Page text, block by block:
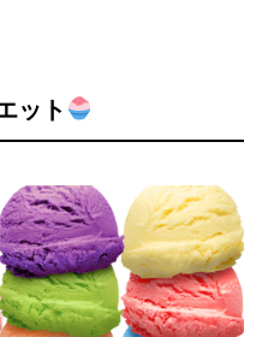
ット